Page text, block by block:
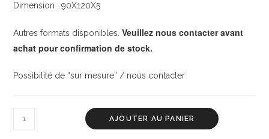
Dimension : 90X120X5
Autres formats disponibles.Veuillez nous contacter avant
achat pour confirmation de stock.
Possibilité de “sur mesure” / nous contacter
AJOUTER AU PANIER